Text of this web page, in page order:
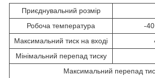
Приєднувальний розмір
Робоча температура
-
Максимальний тиск на вході
Мінімальний перепад тиску
Максимальний перепад